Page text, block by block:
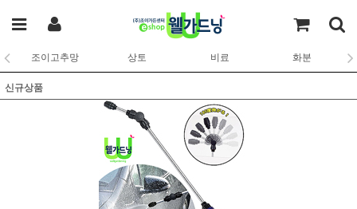
조이고추망 상토 비료 화분
신규상품